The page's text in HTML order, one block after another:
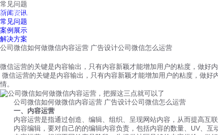
红鹰工作手机
常见问题
新闻资讯
常见问题
案例展示
解决方案
公司微信如何做微信内容运营 广告设计公司微信怎么运营
微信运营的关键是内容输出，只有内容新颖才能增加用户的粘度，做好
微信运营的关键是内容输出，只有内容新颖才能增加用户的粘度，做
情。
公司微信如何做微信内容运营 广告设计公司微信怎么运营
一、 内容运营
内容运营是指通过创造、编辑、组织、呈现网站内容，从而提高互
内容编辑，要对自己的的编辑内容负责，包括内容的数量、UV、互